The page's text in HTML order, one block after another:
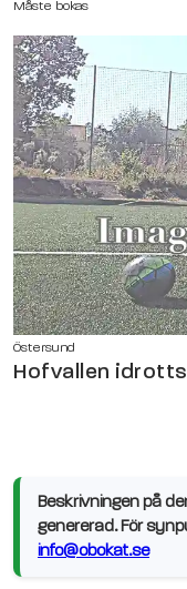
Måste bokas
Östersund
Hofvallen
Beskrivningen på
genererad. För
info@obokat.se